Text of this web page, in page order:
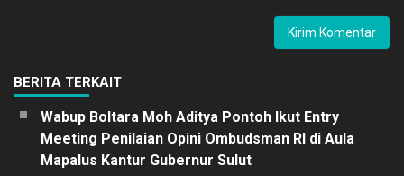
BERITA TERKAIT
Wabup Boltara Moh Aditya Pontoh Ikut Entry
Meeting Penilaian Opini Ombudsman RI di Aula
Mapalus Kantur Gubernur Sulut